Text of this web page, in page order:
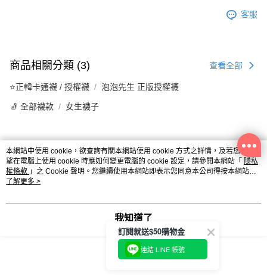
客服
商品相關分類 (3) 查看全部
⭐正韓卡通襪 / 授權襪 泡泡先生 正版授權襪
🧦 全部襪款 女生襪子
評價
喜歡這個商品嗎？購買後給他一個好評吧
本分類熱銷全站排行
本網站中使用 cookie，欲查詢有關本網站使用 cookie 方式之詳情，及若您不希
望在電腦上使用 cookie 時應如何變更電腦的 cookie 設定，請參閱本網站「 隱私
權條款 」之 Cookie 聲明。您繼續使用本網站即表示您同意本公司得按本網站使
用條款之 Cookie 聲明使用 cookie。
了解更多 >
我知道了
訂閱就送$50購物金
連結 LINE 帳號